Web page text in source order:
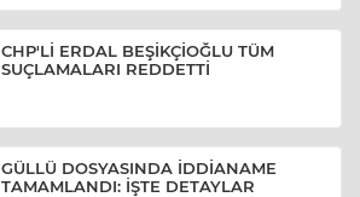
CHP'Lİ ERDAL BEŞİKÇİOĞLU TÜM
SUÇLAMALARI REDDETTİ
GÜLLÜ DOSYASINDA İDDİANAME
TAMAMLANDI: İŞTE DETAYLAR